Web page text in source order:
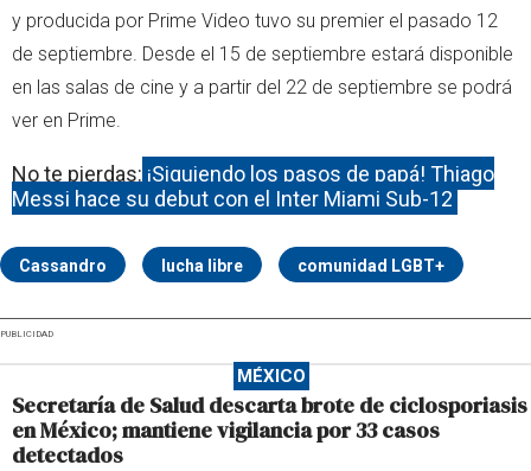
y producida por Prime Video tuvo su premier el pasado 12
de septiembre. Desde el 15 de septiembre estará disponible
en las salas de cine y a partir del 22 de septiembre se podrá
ver en Prime.
No te pierdas: ¡Siguiendo los pasos de papá! Thiago
Messi hace su debut con el Inter Miami Sub-12
Cassandro lucha libre comunidad LGBT+
PUBLICIDAD
MÉXICO
Secretaría de Salud descarta brote de ciclosporiasis
en México; mantiene vigilancia por 33 casos
detectados